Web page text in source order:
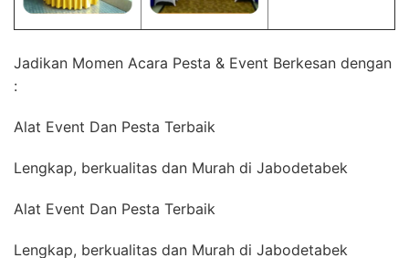
Jadikan Momen Acara Pesta & Event Berkesan dengan
:
Alat Event Dan Pesta Terbaik
Lengkap, berkualitas dan Murah di Jabodetabek
Alat Event Dan Pesta Terbaik
Lengkap, berkualitas dan Murah di Jabodetabek